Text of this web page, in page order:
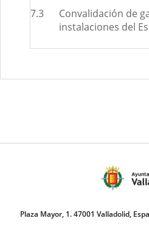
7.3
Convalidación de
instalaciones del
Plaza Mayor, 1. 47001 Valladolid,